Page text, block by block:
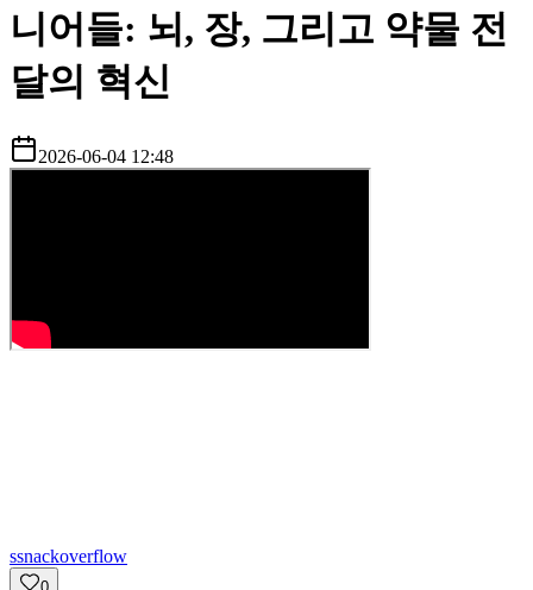
니어들: 뇌, 장, 그리고 약물 전
달의 혁신
2026-06-04 12:48
ssnackoverflow